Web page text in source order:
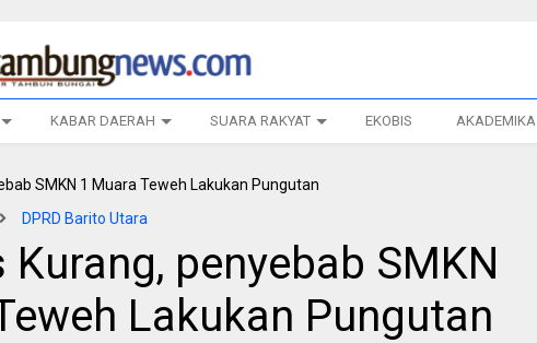
KABAR DAERAH SUARA RAKYAT EKOBIS AKADEMIKA
DPRD Barito Utara
Kurang, penyebab SMKN
Lakukan Pungutan